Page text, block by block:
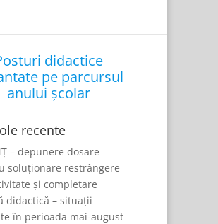
didactice
pe parcursul
anului școlar
recente
– depunere dosare
soluționare restrângere
și completare
didactică – situații
în perioada mai-august